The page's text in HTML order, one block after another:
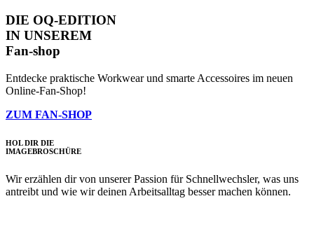
DIE OQ-EDITION
IN UNSEREM
Fan-shop
Entdecke praktische Workwear und smarte Accessoires im neuen
Online-Fan-Shop!
ZUM FAN-SHOP
HOL DIR DIE
IMAGE­BROSCHÜRE
Wir erzählen dir von unserer Passion für Schnellwechsler, was uns
antreibt und wie wir deinen Arbeitsalltag besser machen können.